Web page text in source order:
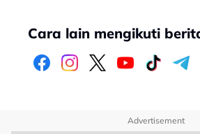
Cara lain mengikuti
Advertisement